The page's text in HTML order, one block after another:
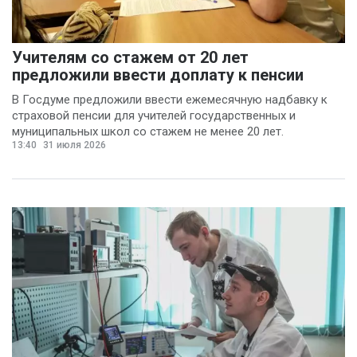
Анна Лопаткина(4)
Артём Шишков(4)
Владимир Ревенку
(4)
Вячеслав Чеглов(4)
Ольга Агаркова
Ольга Пинчук(4)
Сергей Драндров
(4)
Вадим Большаков
(3)
Никита Бобриков
(3)
Попков Дмитрий
Учителям со стажем от 20 лет
предложили ввести доплату к пенсии
В Госдуме предложили ввести ежемесячную надбавку к
страховой пенсии для учителей государственных и
муниципальных школ со стажем не менее 20 лет.
13:40 31 июля 2026